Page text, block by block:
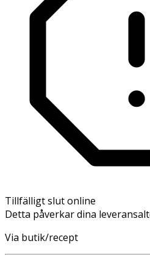
Tillfälligt slut online
Detta påverkar dina
Via butik/recept